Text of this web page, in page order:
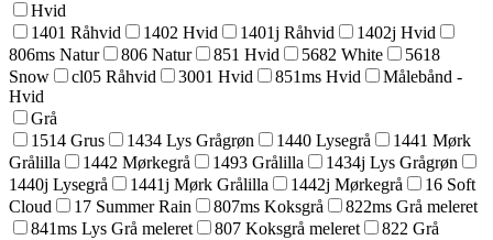
Hvid
1401 Råhvid
1402 Hvid 1401j Råhvid
1402j Hvid
806ms Natur
806 Natur 851 Hvid 5682 White
5618
Snow
cl05 Råhvid 3001 Hvid 851ms Hvid
Målebånd -
Hvid
Grå
1514 Grus
1434 Lys Grågrøn 1440 Lysegrå
1441 Mørk
Grålilla
1442 Mørkegrå 1493 Grålilla
1434j Lys Grågrøn
1440j Lysegrå
1441j Mørk Grålilla 1442j Mørkegrå
16 Soft
Cloud
17 Summer Rain 807ms Koksgrå
822ms Grå meleret
841ms Lys Grå meleret
807 Koksgrå meleret
822 Grå